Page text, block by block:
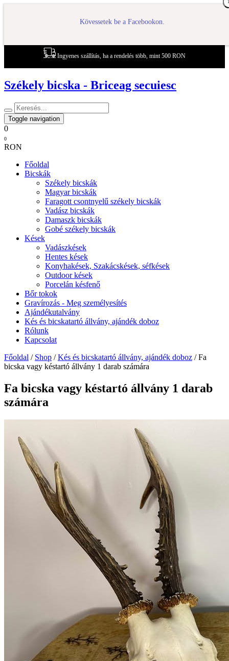
Kövessetek be a Facebookon.
Ingyenes szállítás, ha a rendelés több, mint 500 RON
Székely bicska - Briceag secuiesc
Toggle navigation
0
0
RON
Főoldal
Bicskák
Székely bicskák
Magyar bicskák
Faragott csontnyelű székely bicskák
Vadász bicskák
Damaszk bicskák
Gobé székely bicskák
Kések
Vadászkések
Hentes kések
Konyhakések, Szakácskések, séfkések
Outdoor kések
Porcelán késfenő
Bőr tokok
Gravírozás - Meg személyesítés
Ajándékutalvány
Kés és bicskatartó állvány, ajándék doboz
Rólunk
Kapcsolat
Főoldal / Shop /Kés és bicskatartó állvány, ajándék doboz / Fa
bicska vagy késtartó állvány 1 darab számára
Fa bicska vagy késtartó állvány 1 darab
számára